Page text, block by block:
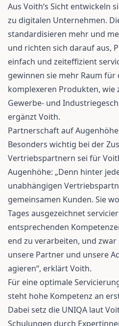
Aus Voith‘s Sicht entwickeln
zu digitalen Unternehmen.
standardisieren mehr und
und richten sich darauf aus,
einfach und zeiteffizient
gewinnen sie mehr Raum für
komplexeren Produkten, wie
Gewerbe- und
ergänzt Voith.
Partnerschaft auf Augenhöhe
Besonders wichtig bei der
Vertriebspartnern sei für
Augenhöhe: „Denn hinter
unabhängigen
gemeinsamen Kunden. Sie
Tages ausgezeichnet
entsprechenden
end zu verarbeiten, und
unsere Partner und unsere
agieren“, erklärt Voith.
Für eine optimale
steht hohe Kompetenz an
Dabei setz die UNIQA laut
Schulungen durch